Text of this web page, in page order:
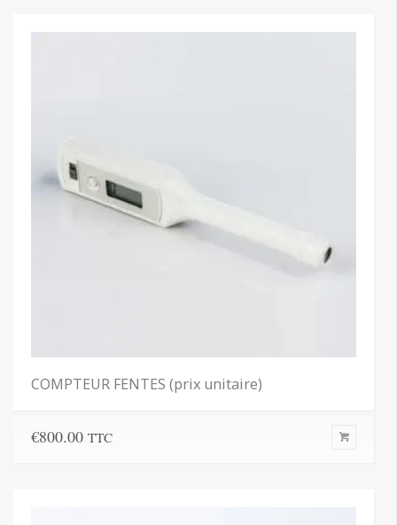
COMPTEUR FENTES (prix unitaire)
€800.00 TTC